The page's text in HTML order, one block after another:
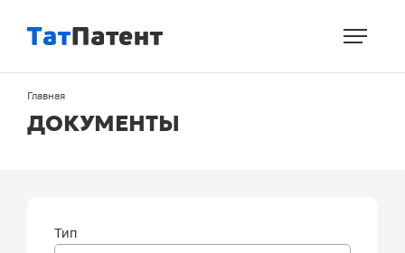
содержанию
Строка
навигации
Главная
ДОКУМЕНТЫ
Тип